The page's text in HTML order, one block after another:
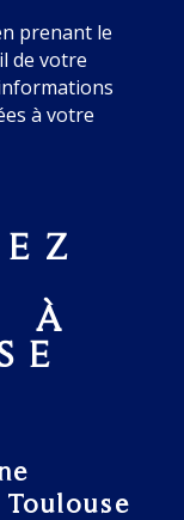
prenant le
de votre
à votre
À
Toulouse